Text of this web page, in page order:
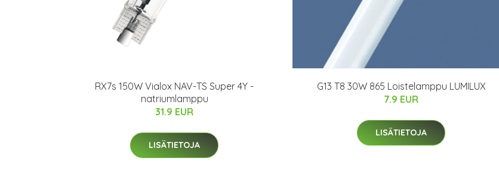
RX7s 150W Vialox NAV-TS Super 4Y -
natriumlamppu
31.9 EUR
LISÄTIETOJA
G13 T8 30W 865 Loistelamppu LUMILUX
7.9 EUR
LISÄTIETOJA